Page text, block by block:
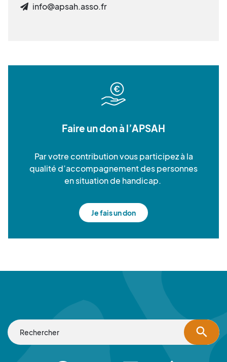
info@apsah.asso.fr
Faire un don à l’APSAH
Par votre contribution vous participez à la
qualité d’accompagnement des personnes
en situation de handicap.
Je fais un don
search